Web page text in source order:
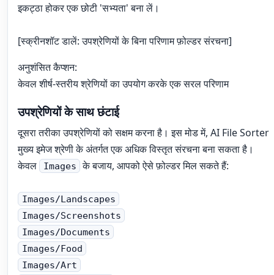
इकट्ठा होकर एक छोटी 'सभ्यता' बना लें।
[स्क्रीनशॉट डालें: उपश्रेणियों के बिना परिणाम फ़ोल्डर संरचना]
अनुशंसित कैप्शन:
केवल शीर्ष-स्तरीय श्रेणियों का उपयोग करके एक सरल परिणाम
उपश्रेणियों के साथ छंटाई
दूसरा तरीका उपश्रेणियों को सक्षम करना है। इस मोड में, AI File Sorter
मुख्य इमेज श्रेणी के अंतर्गत एक अधिक विस्तृत संरचना बना सकता है।
केवल
Images के बजाय, आपको ऐसे फ़ोल्डर मिल सकते हैं:
Images/Landscapes
Images/Screenshots
Images/Documents
Images/Food
Images/Art